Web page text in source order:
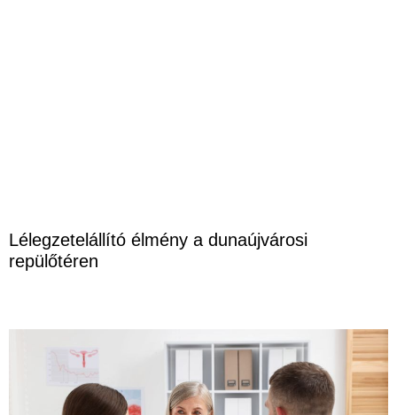
Lélegzetelállító élmény a dunaújvárosi
repülőtéren